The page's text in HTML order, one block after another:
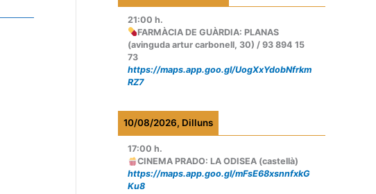
21:00 h.
FARMÀCIA DE GUÀRDIA: PLANAS
(avinguda artur carbonell, 30) / 93 894 15
73
https://maps.app.goo.gl/UogXxYdobNfrkm
RZ7
10/08/2026, Dilluns
17:00 h.
CINEMA PRADO: LA ODISEA (castellà)
https://maps.app.goo.gl/mFsE68xsnnfxkG
Ku8